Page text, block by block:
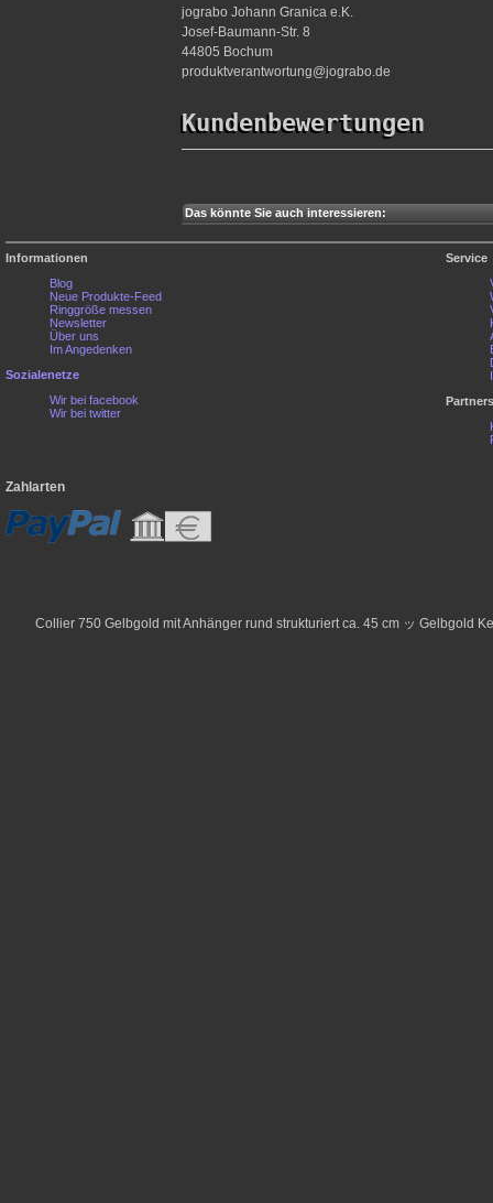
jograbo Johann Granica e.K.
Josef-Baumann-Str. 8
44805 Bochum
produktverantwortung@jograbo.de
Kundenbewertungen
Das könnte Sie auch interessieren:
Informationen
Blog
Neue Produkte-Feed
Ringgröße messen
Newsletter
Über uns
Im Angedenken
Sozialenetze
Wir bei facebook
Wir bei twitter
Service
Zahlarten
Collier 750 Gelbgold mit Anhänger rund strukturiert ca. 45 cm ッ Gelbgold